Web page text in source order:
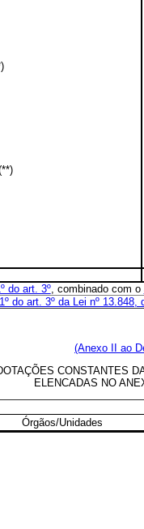
do art. 3º, combinado com o
do art. 3º da Lei nº 13.848,
(Anexo II ao
CONSTANTES
ELENCADAS NO
Órgãos/Unidades